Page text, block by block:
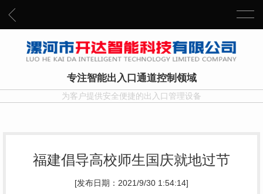
专注智能出入口通道控制领域
为客户提供安全便捷的出入口管理设备
福建倡导高校师生国庆就地过节
[发布日期：2021/9/30 1:54:14]